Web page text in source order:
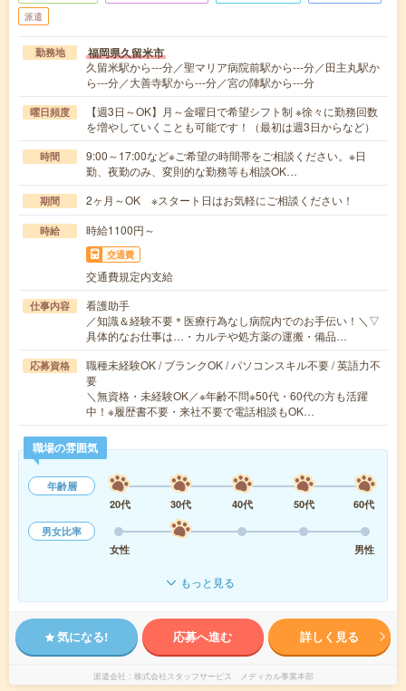
派遣
勤務地 福岡県久留米市
久留米駅から---分／聖マリア病院前駅から---分／田主丸駅か
ら---分／大善寺駅から---分／宮の陣駅から---分
曜日頻度
【週3日～OK】月～金曜日で希望シフト制 ※徐々に勤務回数
を増やしていくことも可能です！（最初は週3日からなど）
時間
9:00～17:00など※ご希望の時間帯をご相談ください。※日
勤、夜勤のみ、変則的な勤務等も相談OK…
期間 2ヶ月～OK ※スタート日はお気軽にご相談ください！
時給 時給1100円～
交通費
交通費規定内支給
仕事内容
看護助手
／知識＆経験不要＊医療行為なし病院内でのお手伝い！＼▽
具体的なお仕事は…・カルテや処方薬の運搬・備品…
応募資格
職種未経験OK / ブランクOK / パソコンスキル不要 / 英語力不
要
＼無資格・未経験OK／※年齢不問※50代・60代の方も活躍
中！※履歴書不要・来社不要で電話相談もOK…
職場の雰囲気
年齢層
20代
30代 40代 50代
60代
男女比率
女性
男性
もっと見る
気になる! 応募へ進む 詳しく見る
派遣会社 株式会社スタッフサービス メディカル事業本部